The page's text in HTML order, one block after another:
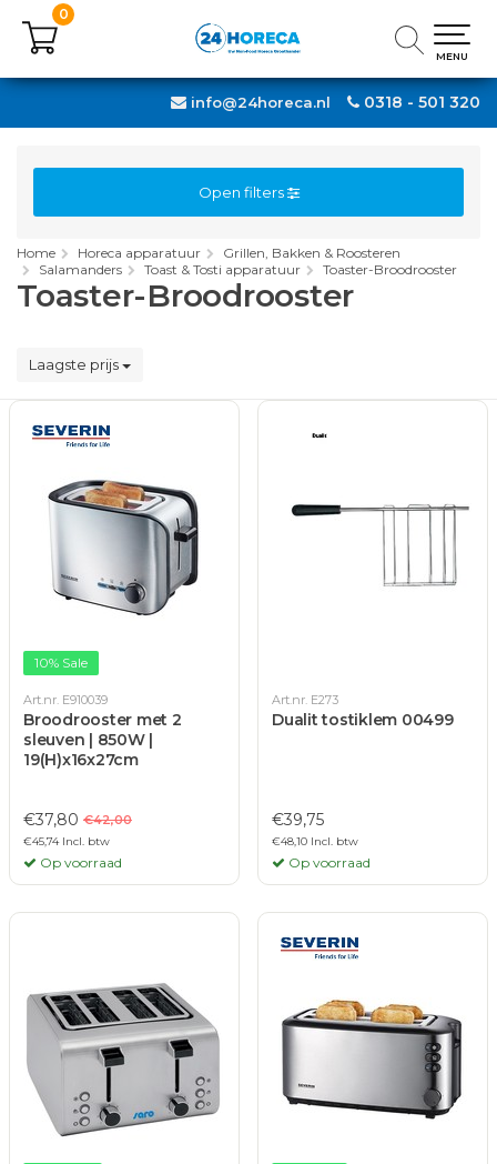
0318 - 501 320
info@24horeca.nl
0
MENU
0
MENU
Open filters
Home Horeca apparatuur
Grillen, Bakken & Roosteren
Salamanders
Toast & Tosti apparatuur Toaster-Broodrooster
Toaster-Broodrooster
Laagste prijs
10% Sale
Art.nr. E910039
Broodrooster met 2
sleuven | 850W |
19(H)x16x27cm
€37,80 €42,00
€45,74 Incl. btw
Op voorraad
Art.nr. E273
Dualit tostiklem 00499
€39,75
€48,10 Incl. btw
Op voorraad